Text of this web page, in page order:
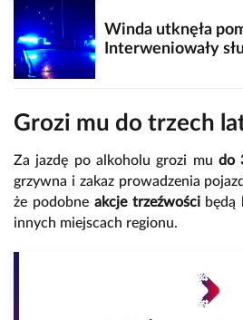
Winda utknęła
Interweniowały
Grozi mu do trzech
Za jazdę po alkoholu grozi mu do
grzywna i zakaz prowadzenia
że podobne akcje trzeźwościbędą
innych miejscach regionu.